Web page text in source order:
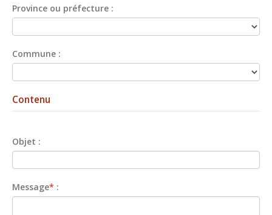
Province ou préfecture :
Commune :
Contenu
Objet :
Message* :